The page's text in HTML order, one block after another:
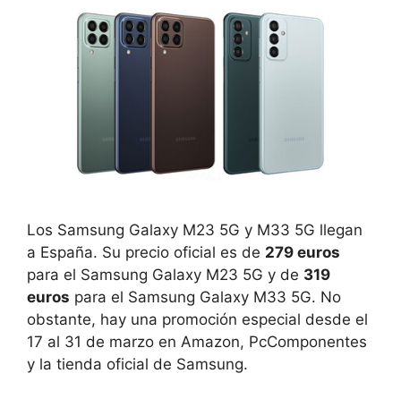
Los Samsung Galaxy M23 5G y M33 5G llegan
a España. Su precio oficial es de 279 euros
para el Samsung Galaxy M23 5G y de 319
euros para el Samsung Galaxy M33 5G. No
obstante, hay una promoción especial desde el
17 al 31 de marzo en Amazon, PcComponentes
y la tienda oficial de Samsung.